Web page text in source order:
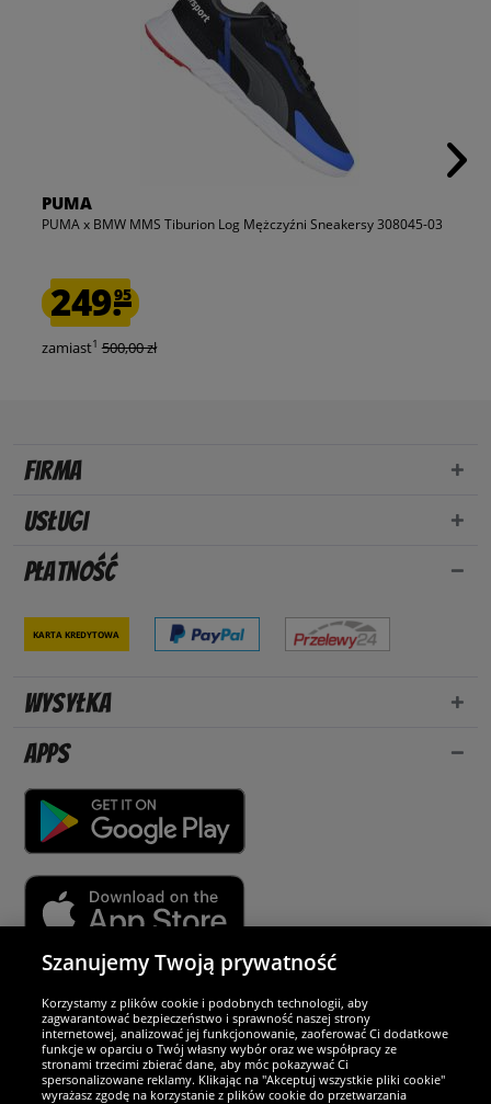
PUMA
PUMA x BMW MMS Tiburion Log Mężczyźni Sneakersy 308045-03
249.95
zamiast1 500,00 zł
Firma
Usługi
Płatność
Karta kredytowa
Wysyłka
Apps
Partnerzy i bezpieczeństwo
Jesteśmy wyjątkowi
Szanujemy Twoją prywatność
Korzystamy z plików cookie i podobnych technologii, aby
zagwarantować bezpieczeństwo i sprawność naszej strony
internetowej, analizować jej funkcjonowanie, zaoferować Ci dodatkowe
funkcje w oparciu o Twój własny wybór oraz we współpracy ze
stronami trzecimi zbierać dane, aby móc pokazywać Ci
spersonalizowane reklamy. Klikając na "Akceptuj wszystkie pliki cookie"
wyrażasz zgodę na korzystanie z plików cookie do przetwarzania